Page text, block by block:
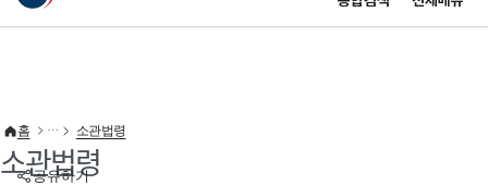
이 누리집은 대한민국 공식 전자정부 누리집입니다.
공유하기
홈 소관법령
소관법령